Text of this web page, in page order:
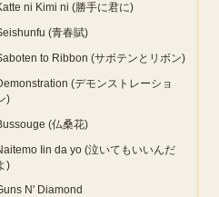
ni Kimi ni (勝手に君に)
(青春賦)
to Ribbon (サボテンとリボン)
(デモンストレーショ
)
(仏桑花)
Iin da yo (泣いてもいいんだ
)
N' Diamond